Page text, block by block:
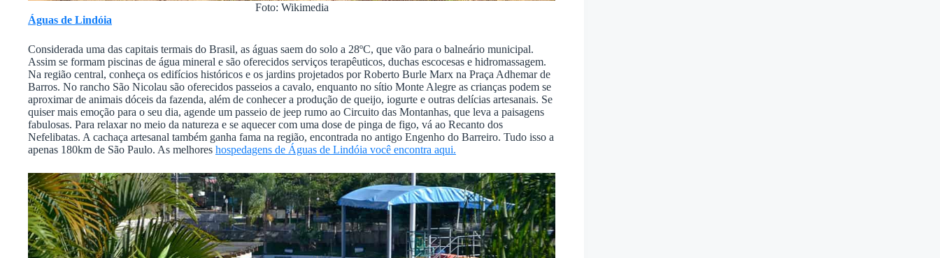
Foto: Wikimedia
Águas de Lindóia
Considerada uma das capitais termais do Brasil, as águas saem do solo a 28ºC, que vão para o balneário municipal.
Assim se formam piscinas de água mineral e são oferecidos serviços terapêuticos, duchas escocesas e hidromassagem.
Na região central, conheça os edifícios históricos e os jardins projetados por Roberto Burle Marx na Praça Adhemar de
Barros. No rancho São Nicolau são oferecidos passeios a cavalo, enquanto no sítio Monte Alegre as crianças podem se
aproximar de animais dóceis da fazenda, além de conhecer a produção de queijo, iogurte e outras delícias artesanais. Se
quiser mais emoção para o seu dia, agende um passeio de jeep rumo ao Circuito das Montanhas, que leva a paisagens
fabulosas. Para relaxar no meio da natureza e se aquecer com uma dose de pinga de figo, vá ao Recanto dos
Nefelibatas. A cachaça artesanal também ganha fama na região, encontrada no antigo Engenho do Barreiro. Tudo isso a
apenas 180km de São Paulo. As melhores hospedagens de Águas de Lindóia você encontra aqui.